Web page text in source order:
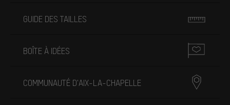
GUIDE DES TAILLES
BOÎTE À IDÉES
COMMUNAUTÉ D'AIX-LA-CHAPELLE